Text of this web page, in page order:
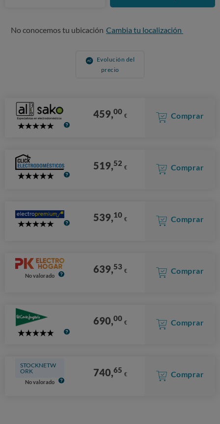
No conocemos tu ubicación Cambia tu localización
Evolución del
precio
5
459,00 € Comprar
5
519,52 € Comprar
5
539,10 € Comprar
No valorado
639,53 € Comprar
5
690,00 € Comprar
STOCKNETW
ORK
No valorado
740,65 € Comprar